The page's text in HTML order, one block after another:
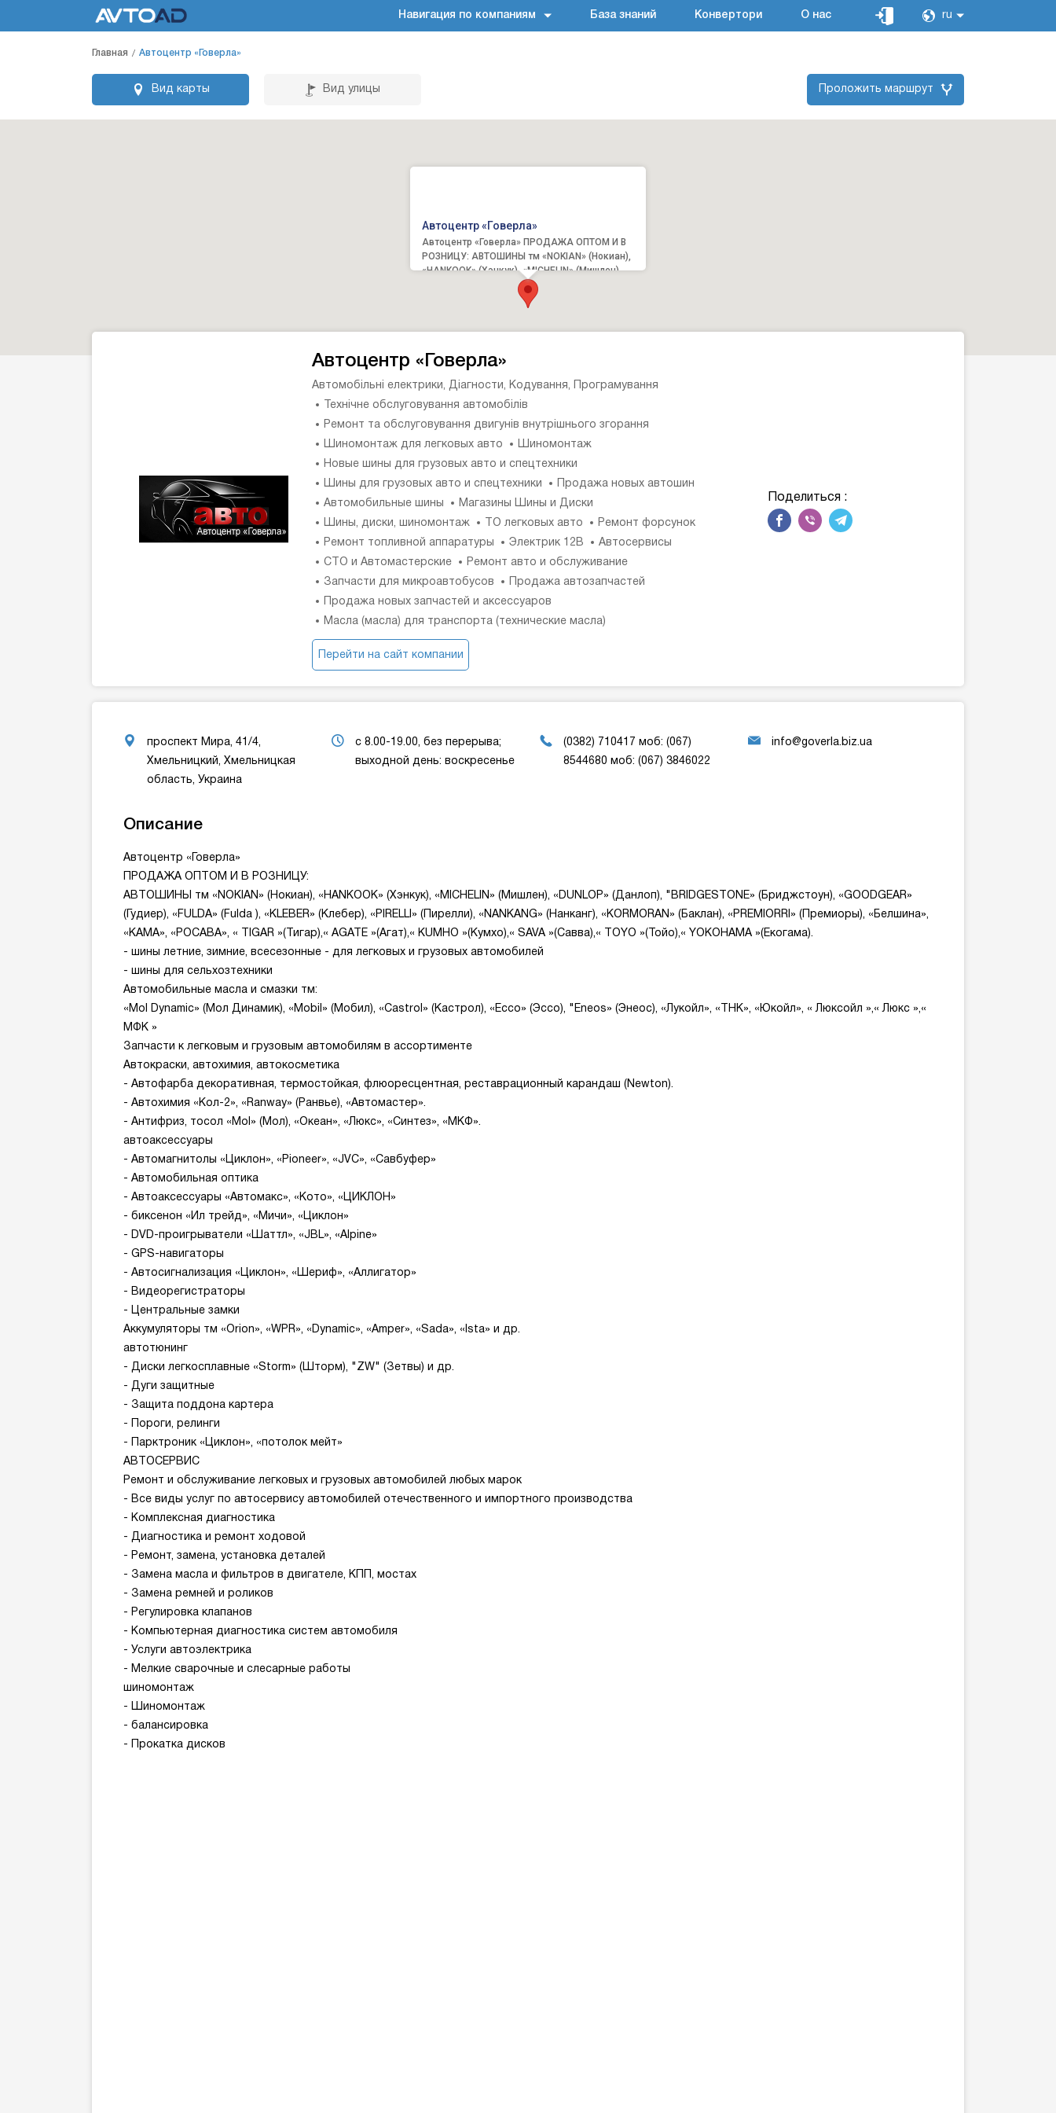
Навигация по компаниям База знаний Конвертори О нас ru
Главная Автоцентр «Говерла»
Вид карты Вид улицы Проложить маршрут
Автоцентр «Говерла»
Автоцентр «Говерла» ПРОДАЖА ОПТОМ И В
РОЗНИЦУ: АВТОШИНЫ тм «NOKIAN» (Нокиан),
«HANKOOK» (Хэнкук), «MICHELIN» (Мишлен),
«DUNLOP» (Данлоп),...
Автоцентр «Говерла»
Автомобільні електрики, Діагности, Кодування, Програмування
Технічне обслуговування автомобілів
Ремонт та обслуговування двигунів внутрішнього згорання
Шиномонтаж для легковых авто
Шиномонтаж
Новые шины для грузовых авто и спецтехники
Шины для грузовых авто и спецтехники
Продажа новых автошин
Автомобильные шины
Магазины Шины и Диски
Шины, диски, шиномонтаж
ТО легковых авто
Ремонт форсунок
Ремонт топливной аппаратуры
Электрик 12В
Автосервисы
СТО и Автомастерские
Ремонт авто и обслуживание
Запчасти для микроавтобусов
Продажа автозапчастей
Продажа новых запчастей и аксессуаров
Масла (масла) для транспорта (технические масла)
Перейти на сайт компании
Поделиться :
проспект Мира, 41/4,
Хмельницкий, Хмельницкая
область, Украина
с 8.00-19.00, без перерыва;
выходной день: воскресенье
(0382) 710417 моб: (067)
8544680 моб: (067) 3846022
info@goverla.biz.ua
Описание
Автоцентр «Говерла»
ПРОДАЖА ОПТОМ И В РОЗНИЦУ:
АВТОШИНЫ тм «NOKIAN» (Нокиан), «HANKOOK» (Хэнкук), «MICHELIN» (Мишлен), «DUNLOP» (Данлоп), "BRIDGESTONE» (Бриджстоун), «GOODGEAR»
(Гудиер), «FULDA» (Fulda ), «KLEBER» (Клебер), «PIRELLI» (Пирелли), «NANKANG» (Нанканг), «KORMORAN» (Баклан), «PREMIORRI» (Премиоры), «Белшина»,
«КАМА», «РОСАВА», « TIGAR »(Тигар),« AGATE »(Агат),« KUMHO »(Кумхо),« SAVA »(Савва),« TOYO »(Тойо),« YOKOHAMA »(Екогама).
- шины летние, зимние, всесезонные - для легковых и грузовых автомобилей
- шины для сельхозтехники
Автомобильные масла и смазки тм:
«Mol Dynamic» (Мол Динамик), «Mobil» (Мобил), «Castrol» (Кастрол), «Ecco» (Эссо), "Eneos» (Энеос), «Лукойл», «ТНК», «Юкойл», « Люксойл »,« Люкс »,«
МФК »
Запчасти к легковым и грузовым автомобилям в ассортименте
Автокраски, автохимия, автокосметика
- Автофарба декоративная, термостойкая, флюоресцентная, реставрационный карандаш (Newton).
- Автохимия «Кол-2», «Ranway» (Ранвье), «Автомастер».
- Антифриз, тосол «Mol» (Мол), «Океан», «Люкс», «Синтез», «МКФ».
автоаксессуары
- Автомагнитолы «Циклон», «Pioneer», «JVC», «Савбуфер»
- Автомобильная оптика
- Автоаксессуары «Автомакс», «Кото», «ЦИКЛОН»
- биксенон «Ил трейд», «Мичи», «Циклон»
- DVD-проигрыватели «Шаттл», «JBL», «Alpine»
- GPS-навигаторы
- Автосигнализация «Циклон», «Шериф», «Аллигатор»
- Видеорегистраторы
- Центральные замки
Аккумуляторы тм «Orion», «WPR», «Dynamic», «Amper», «Sada», «Ista» и др.
автотюнинг
- Диски легкосплавные «Storm» (Шторм), "ZW" (Зетвы) и др.
- Дуги защитные
- Защита поддона картера
- Пороги, релинги
- Парктроник «Циклон», «потолок мейт»
АВТОСЕРВИС
Ремонт и обслуживание легковых и грузовых автомобилей любых марок
- Все виды услуг по автосервису автомобилей отечественного и импортного производства
- Комплексная диагностика
- Диагностика и ремонт ходовой
- Ремонт, замена, установка деталей
- Замена масла и фильтров в двигателе, КПП, мостах
- Замена ремней и роликов
- Регулировка клапанов
- Компьютерная диагностика систем автомобиля
- Услуги автоэлектрика
- Мелкие сварочные и слесарные работы
шиномонтаж
- Шиномонтаж
- балансировка
- Прокатка дисков